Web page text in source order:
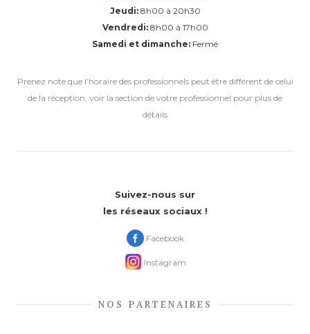
Jeudi: 8h00 à 20h30
Vendredi: 8h00 à 17h00
Samedi et dimanche: Fermé
Prenez note que l’horaire des professionnels peut être différent de celui
de la réception, voir la section de votre professionnel pour plus de
détails
Suivez-nous sur
les réseaux sociaux !
Facebook
Instagram
NOS PARTENAIRES